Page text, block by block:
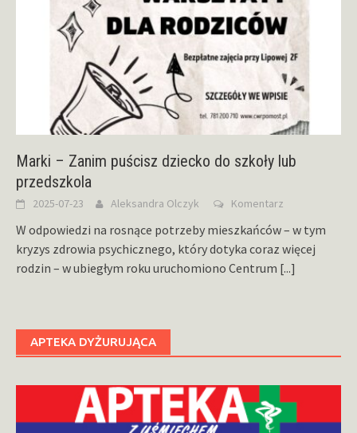
Marki – Zanim puścisz dziecko do szkoły lub
przedszkola
2025-07-23 Aleksandra Olczyk Komentarz
W odpowiedzi na rosnące potrzeby mieszkańców – w tym
kryzys zdrowia psychicznego, który dotyka coraz więcej
rodzin – w ubiegłym roku uruchomiono Centrum [...]
APTEKA DYŻURUJĄCA